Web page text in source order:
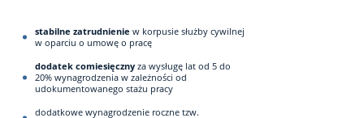
stabilne zatrudnienie w korpusie służby cywilnej
w oparciu o umowę o pracę
dodatek comiesięczny za wysługę lat od 5 do
20% wynagrodzenia w zależności od
udokumentowanego stażu pracy
dodatkowe wynagrodzenie roczne tzw.